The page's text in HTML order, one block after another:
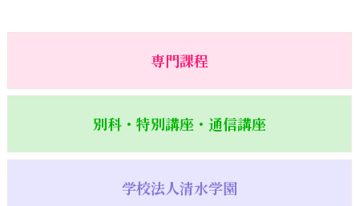
専門課程
別科・特別講座・通信講座
学校法人清水学園